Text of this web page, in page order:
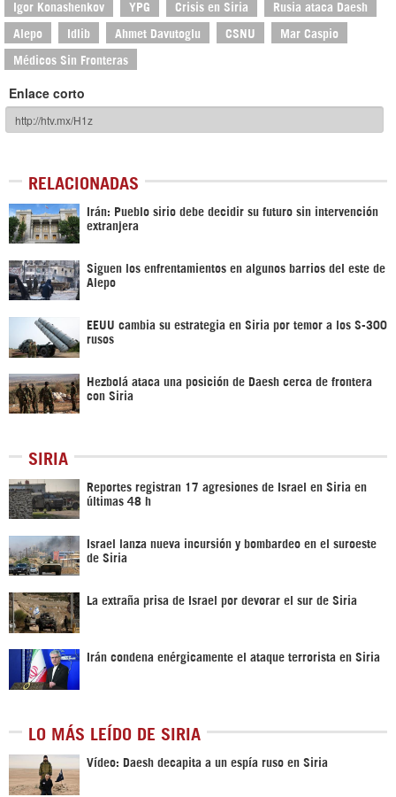
Igor Konashenkov YPG Crisis en Siria Rusia ataca Daesh
Alepo Idlib Ahmet Davutoglu CSNU Mar Caspio
Médicos Sin Fronteras
Enlace corto
RELACIONADAS
Irán: Pueblo sirio debe decidir su futuro sin intervención
extranjera
Siguen los enfrentamientos en algunos barrios del este de
Alepo
EEUU cambia su estrategia en Siria por temor a los S-300
rusos‎
Hezbolá ataca una posición de Daesh cerca de frontera
con Siria
SIRIA
Reportes registran 17 agresiones de Israel en Siria en
últimas 48 h
Israel lanza nueva incursión y bombardeo en el suroeste
de Siria
La extraña prisa de Israel por devorar el sur de Siria
Irán condena enérgicamente el ataque terrorista en Siria
LO MÁS LEÍDO DE SIRIA
Vídeo: Daesh decapita a un espía ruso en Siria